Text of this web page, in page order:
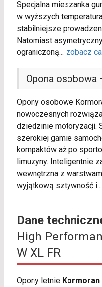
Specjalna mieszanka
w wyższych
stabilniejsze
Natomiast
ograniczoną... zobacz
Opona osobowa
Opony osobowe
nowoczesnych
dziedzinie motoryzacji.
szerokiej gamie
kompaktów aż po
limuzyny. Inteligentnie
wewnętrzna z
wyjątkową sztywność i...
Dane
High
W XL FR
Opony letnie